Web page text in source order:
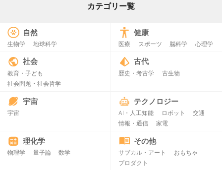
カテゴリー覧
自然
生物学 地球科学
健康
医療 スポーツ 脳科学 心理学
社会
教育・子ども
社会問題・社会哲学
古代
歴史・考古学 古生物
宇宙
宇宙
テクノロジー
AI・人工知能 ロボット
交通
情報・通信
家電
理化学
物理学 量子論 数学
その他
サブカル・アート
おもちゃ
プロダクト